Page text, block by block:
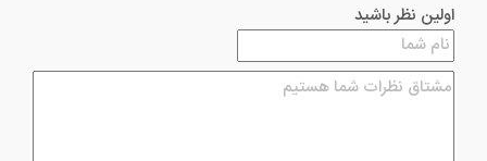
اولین نظر باشید